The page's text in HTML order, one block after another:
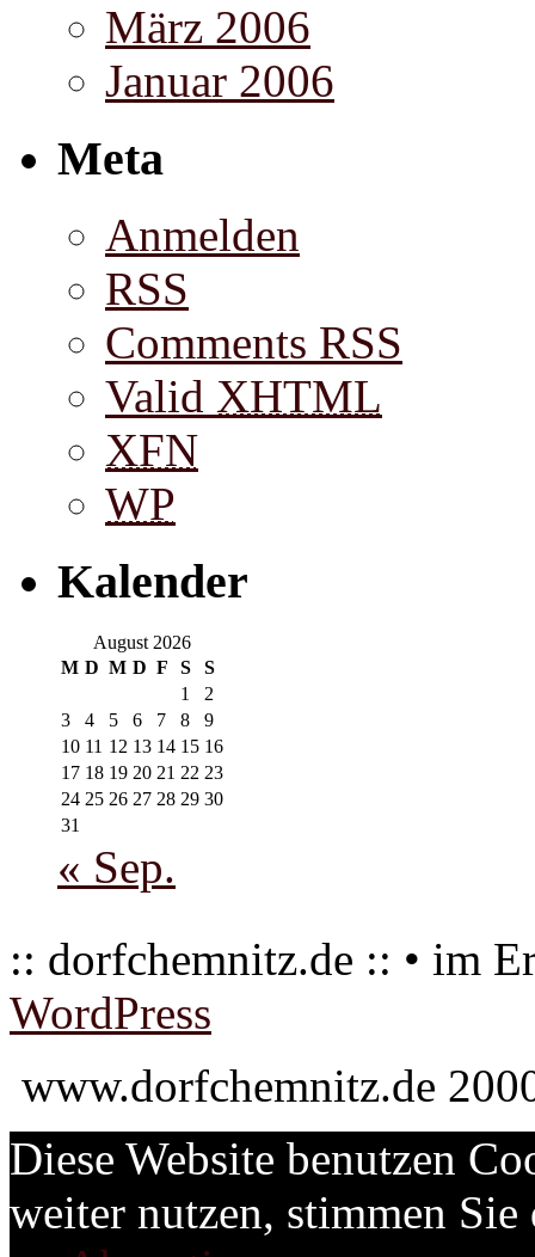
März 2006
Januar 2006
Meta
Anmelden
RSS
Comments RSS
Valid XHTML
XFN
WP
Kalender
August 2026
M D M D F S
S
1
2
3
4 5 6 7 8
9
10 11 12 13 14 15 16
17 18 19 20 21 22 23
24 25 26 27 28 29 30
31
« Sep.
:: dorfchemnitz.de :: • im
WordPress
www.dorfchemnitz.de
Diese Website benutzen
weiter nutzen, stimmen